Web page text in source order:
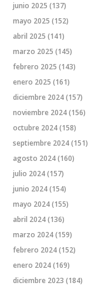
junio 2025 (137)
mayo 2025 (152)
abril 2025 (141)
marzo 2025 (145)
febrero 2025 (143)
enero 2025 (161)
diciembre 2024(157)
noviembre 2024(156)
octubre 2024(158)
septiembre 2024(151)
agosto 2024(160)
julio 2024(157)
junio 2024(154)
mayo 2024(155)
abril 2024(136)
marzo 2024(159)
febrero 2024(152)
enero 2024(169)
diciembre 2023 (184)